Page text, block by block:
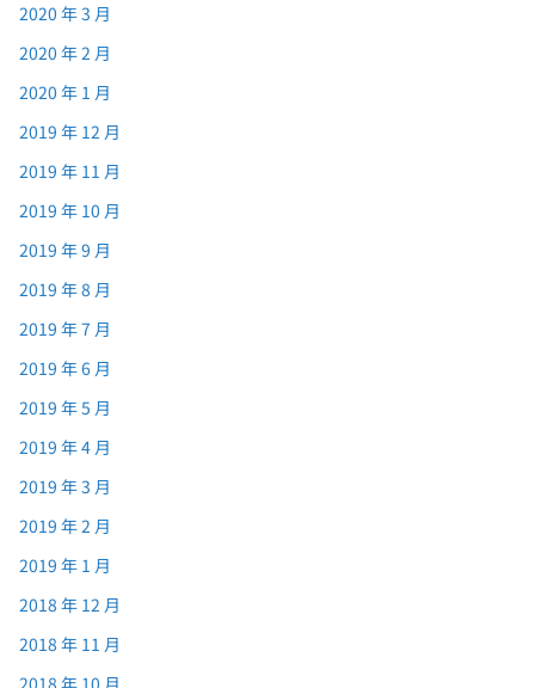
2020 年 3 月
2020 年 2 月
2020 年 1 月
2019 年 12 月
2019 年 11 月
2019 年 10 月
2019 年 9 月
2019 年 8 月
2019 年 7 月
2019 年 6 月
2019 年 5 月
2019 年 4 月
2019 年 3 月
2019 年 2 月
2019 年 1 月
2018 年 12 月
2018 年 11 月